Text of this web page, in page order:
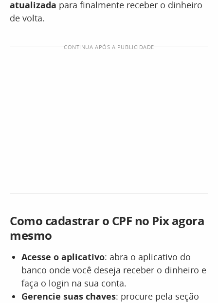
atualizada para finalmente receber o dinheiro
de volta.
CONTINUA APÓS A PUBLICIDADE
Como cadastrar o CPF no Pix agora
mesmo
Acesse o aplicativo: abra o aplicativo do
banco onde você deseja receber o dinheiro e
faça o login na sua conta.
Gerencie suas chaves: procure pela seção